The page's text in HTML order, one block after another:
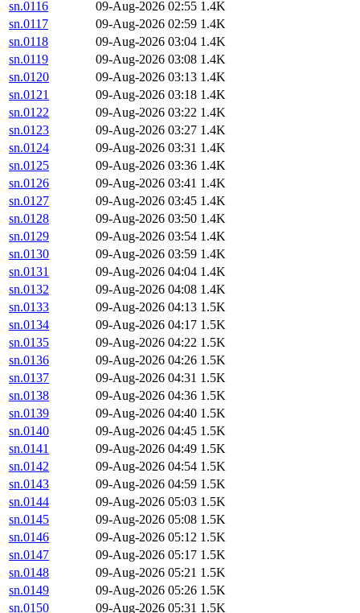
sn.0116 09-Aug-2026 02:55 1.4K
sn.0117
09-Aug-2026 02:59 1.4K
sn.0118
09-Aug-2026 03:04 1.4K
sn.0119
09-Aug-2026 03:08 1.4K
sn.0120
09-Aug-2026 03:13 1.4K
sn.0121
09-Aug-2026 03:18 1.4K
sn.0122
09-Aug-2026 03:22 1.4K
sn.0123
09-Aug-2026 03:27 1.4K
sn.0124
09-Aug-2026 03:31 1.4K
sn.0125
09-Aug-2026 03:36 1.4K
sn.0126
09-Aug-2026 03:41 1.4K
sn.0127
09-Aug-2026 03:45 1.4K
sn.0128
09-Aug-2026 03:50 1.4K
sn.0129
09-Aug-2026 03:54 1.4K
sn.0130
09-Aug-2026 03:59 1.4K
sn.0131
09-Aug-2026 04:04 1.4K
sn.0132
09-Aug-2026 04:08 1.4K
sn.0133
09-Aug-2026 04:13 1.5K
sn.0134
09-Aug-2026 04:17 1.5K
sn.0135
09-Aug-2026 04:22 1.5K
sn.0136
09-Aug-2026 04:26 1.5K
sn.0137
09-Aug-2026 04:31 1.5K
sn.0138
09-Aug-2026 04:36 1.5K
sn.0139
09-Aug-2026 04:40 1.5K
sn.0140
09-Aug-2026 04:45 1.5K
sn.0141
09-Aug-2026 04:49 1.5K
sn.0142
09-Aug-2026 04:54 1.5K
sn.0143
09-Aug-2026 04:59 1.5K
sn.0144
09-Aug-2026 05:03 1.5K
sn.0145
09-Aug-2026 05:08 1.5K
sn.0146
09-Aug-2026 05:12 1.5K
sn.0147
09-Aug-2026 05:17 1.5K
sn.0148
09-Aug-2026 05:21 1.5K
sn.0149
09-Aug-2026 05:26 1.5K
sn.0150
09-Aug-2026 05:31 1.5K